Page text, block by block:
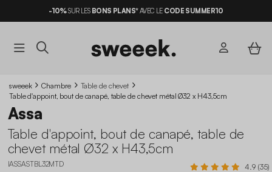
-10%SUR LES BONS PLANS*AVEC LE CODE SUMMER10
sweeek Chambre
Table de chevet
Table d'appoint, bout de canapé, table de chevet métal Ø32 x H43,5cm
Assa
Table d'appoint, bout de canapé, table de
chevet métal Ø32 x H43,5cm
IASSASTBL32MTD 4.9 (35)